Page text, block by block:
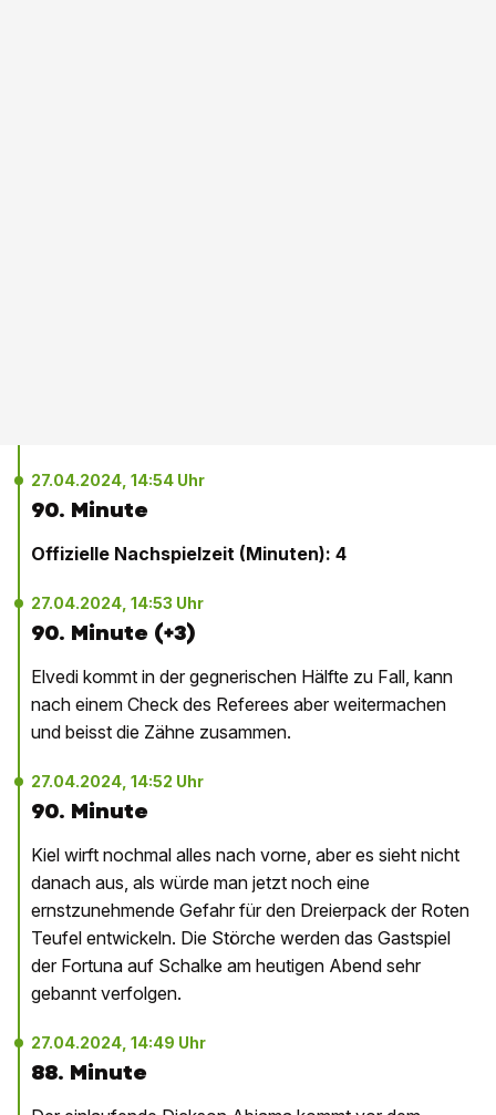
27.04.2024, 14:54 Uhr
90. Minute
Offizielle Nachspielzeit (Minuten): 4
27.04.2024, 14:53 Uhr
90. Minute (+3)
Elvedi kommt in der gegnerischen Hälfte zu Fall, kann
nach einem Check des Referees aber weitermachen
und beisst die Zähne zusammen.
27.04.2024, 14:52 Uhr
90. Minute
Kiel wirft nochmal alles nach vorne, aber es sieht nicht
danach aus, als würde man jetzt noch eine
ernstzunehmende Gefahr für den Dreierpack der Roten
Teufel entwickeln. Die Störche werden das Gastspiel
der Fortuna auf Schalke am heutigen Abend sehr
gebannt verfolgen.
27.04.2024, 14:49 Uhr
88. Minute